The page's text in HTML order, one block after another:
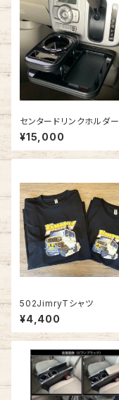
センタードリンクホルダー
¥15,000
502JimryTシャツ
¥4,400